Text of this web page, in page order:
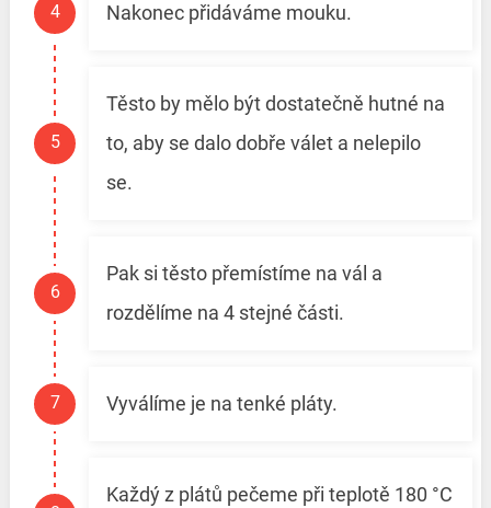
Nakonec přidáváme mouku.
Těsto by mělo být dostatečně hutné na
to, aby se dalo dobře válet a nelepilo
se.
Pak si těsto přemístíme na vál a
rozdělíme na 4 stejné části.
Vyválíme je na tenké pláty.
Každý z plátů pečeme při teplotě 180 °C